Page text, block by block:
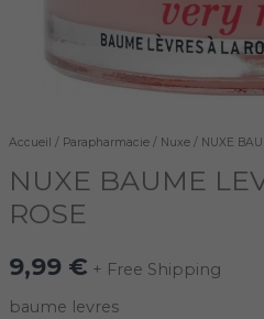
Accueil / Parapharmacie/ Nuxe/ NUXE
NUXE BAUME
ROSE
9,99 € + Free Shipping
baume levres